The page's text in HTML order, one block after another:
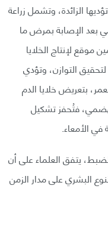
الزائدة، وتشمل زراعة
بعد الإصابة بمرض ما
موقع لإنتاج الخلايا
التوازن، وتؤدي
بتعريض خلايا الدم
فتُحفز تشكيل
في الأمعاء.
يتفق العلماء على أن
البشري على مدار الزمن